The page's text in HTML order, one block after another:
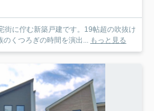
街に佇む新築戸建です。19帖超の吹抜け
くつろぎの時間を演出... もっと見る